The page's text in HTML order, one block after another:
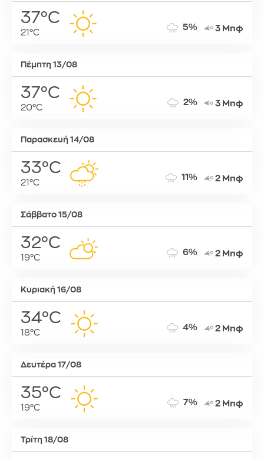
37°C
21°C
5% 3 Μπφ
Πέμπτη 13/08
37°C
20°C
2% 3 Μπφ
Παρασκευή 14/08
33°C
21°C
11% 2 Μπφ
Σάββατο 15/08
32°C
19°C
6% 2 Μπφ
Κυριακή 16/08
34°C
18°C
4% 2 Μπφ
Δευτέρα 17/08
35°C
19°C
7% 2 Μπφ
Τρίτη 18/08